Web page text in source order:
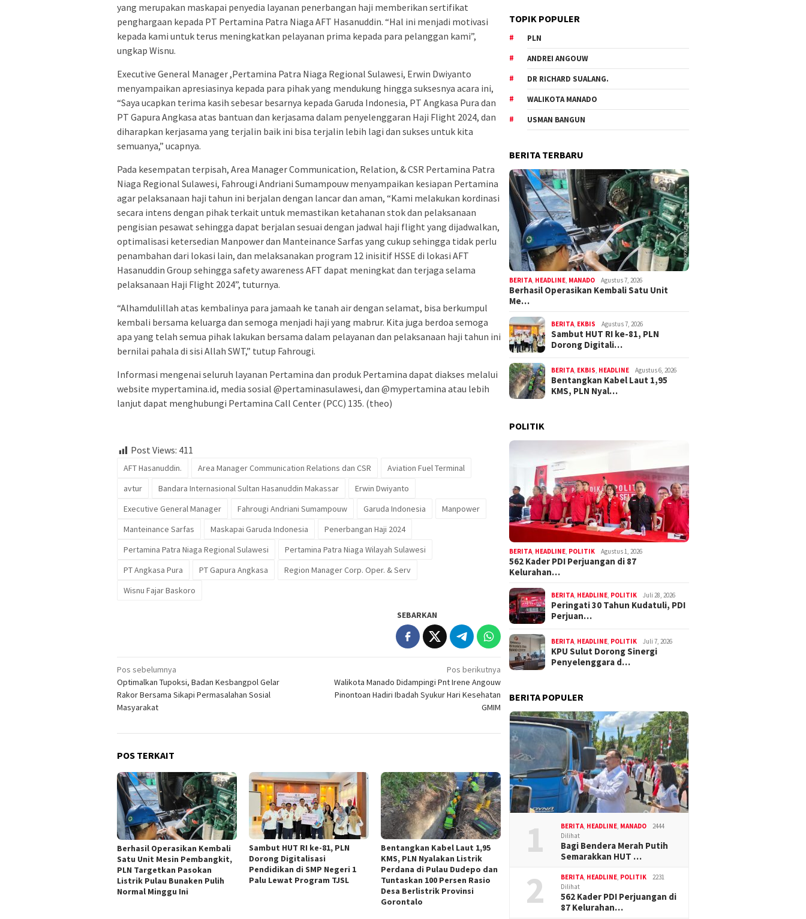
yang merupakan maskapai penyedia layanan penerbangan haji memberikan sertifikat
penghargaan kepada PT Pertamina Patra Niaga AFT Hasanuddin. “Hal ini menjadi motivasi
kepada kami untuk terus meningkatkan pelayanan prima kepada para pelanggan kami”,
ungkap Wisnu.
Executive General Manager ,Pertamina Patra Niaga Regional Sulawesi, Erwin Dwiyanto
menyampaikan apresiasinya kepada para pihak yang mendukung hingga suksesnya acara ini,
“Saya ucapkan terima kasih sebesar besarnya kepada Garuda Indonesia, PT Angkasa Pura dan
PT Gapura Angkasa atas bantuan dan kerjasama dalam penyelenggaran Haji Flight 2024, dan
diharapkan kerjasama yang terjalin baik ini bisa terjalin lebih lagi dan sukses untuk kita
semuanya,” ucapnya.
Pada kesempatan terpisah, Area Manager Communication, Relation, & CSR Pertamina Patra
Niaga Regional Sulawesi, Fahrougi Andriani Sumampouw menyampaikan kesiapan Pertamina
agar pelaksanaan haji tahun ini berjalan dengan lancar dan aman, “Kami melakukan kordinasi
secara intens dengan pihak terkait untuk memastikan ketahanan stok dan pelaksanaan
pengisian pesawat sehingga dapat berjalan sesuai dengan jadwal haji flight yang dijadwalkan,
optimalisasi ketersedian Manpower dan Manteinance Sarfas yang cukup sehingga tidak perlu
penambahan dari lokasi lain, dan melaksanakan program 12 inisitif HSSE di lokasi AFT
Hasanuddin Group sehingga safety awareness AFT dapat meningkat dan terjaga selama
pelaksanaan Haji Flight 2024”, tuturnya.
“Alhamdulillah atas kembalinya para jamaah ke tanah air dengan selamat, bisa berkumpul
kembali bersama keluarga dan semoga menjadi haji yang mabrur. Kita juga berdoa semoga
apa yang telah semua pihak lakukan bersama dalam pelayanan dan pelaksanaan haji tahun ini
bernilai pahala di sisi Allah SWT,” tutup Fahrougi.
Informasi mengenai seluruh layanan Pertamina dan produk Pertamina dapat diakses melalui
website mypertamina.id, media sosial @pertaminasulawesi, dan @mypertamina atau lebih
lanjut dapat menghubungi Pertamina Call Center (PCC) 135. (theo)
Post Views: 411
AFT Hasanuddin. Area Manager Communication Relations dan CSR
Aviation Fuel Terminal
avtur
Bandara Internasional Sultan Hasanuddin Makassar
Erwin Dwiyanto
Executive General Manager
Fahrougi Andriani Sumampouw Garuda Indonesia
Manpower
Manteinance Sarfas
Maskapai Garuda Indonesia
Penerbangan Haji 2024
Pertamina Patra Niaga Regional Sulawesi
Pertamina Patra Niaga Wilayah Sulawesi
PT Angkasa Pura
PT Gapura Angkasa
Region Manager Corp. Oper. & Serv
Wisnu Fajar Baskoro
SEBARKAN
Navigasi
pos
Pos sebelumnya
Optimalkan Tupoksi, Badan Kesbangpol Gelar
Rakor Bersama Sikapi Permasalahan Sosial
Masyarakat
Pos berikutnya
Walikota Manado Didampingi Pnt Irene Angouw
Pinontoan Hadiri Ibadah Syukur Hari Kesehatan
GMIM
POS TERKAIT
Berhasil Operasikan Kembali
Satu Unit Mesin Pembangkit,
PLN Targetkan Pasokan
Listrik Pulau Bunaken Pulih
Normal Minggu Ini
Sambut HUT RI ke-81, PLN
Dorong Digitalisasi
Pendidikan di SMP Negeri 1
Palu Lewat Program TJSL
Bentangkan Kabel Laut 1,95
KMS, PLN Nyalakan Listrik
Perdana di Pulau Dudepo dan
Tuntaskan 100 Persen Rasio
Desa Berlistrik Provinsi
Gorontalo
TOPIK POPULER
PLN
ANDREI ANGOUW
DR RICHARD SUALANG.
WALIKOTA MANADO
USMAN BANGUN
BERITA TERBARU
BERITA HEADLINE MANADO Agustus 7, 2026
Berhasil Operasikan Kembali Satu Unit
Me…
BERITA EKBIS Agustus 7, 2026
Sambut HUT RI ke-81, PLN
Dorong Digitali…
BERITA EKBIS HEADLINE Agustus 6, 2026
Bentangkan Kabel Laut 1,95
KMS, PLN Nyal…
POLITIK
BERITA HEADLINE POLITIK Agustus 1, 2026
562 Kader PDI Perjuangan di 87
Kelurahan…
BERITA HEADLINE POLITIK Juli 28, 2026
Peringati 30 Tahun Kudatuli, PDI
Perjuan…
BERITA HEADLINE POLITIK Juli 7, 2026
KPU Sulut Dorong Sinergi
Penyelenggara d…
BERITA POPULER
1 BERITA, HEADLINE, MANADO
2444
Dilihat
Bagi Bendera Merah Putih
Semarakkan HUT …
2 BERITA, HEADLINE, POLITIK
2231
Dilihat
562 Kader PDI Perjuangan di
87 Kelurahan…